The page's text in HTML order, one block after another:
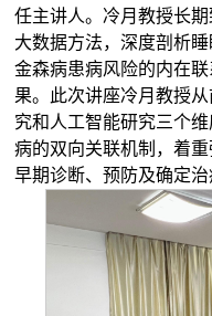
任主讲人。冷月教授长
大数据方法，深度剖析
金森病患病风险的内在
果。此次讲座冷月教授
究和人工智能研究三个
病的双向关联机制，着
早期诊断、预防及确定治